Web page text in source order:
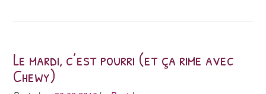
Le mardi, c’est pourri (et ça rime avec
Chewy)